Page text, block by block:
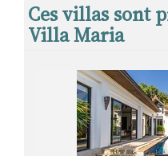
Ces villas sont
Villa Maria